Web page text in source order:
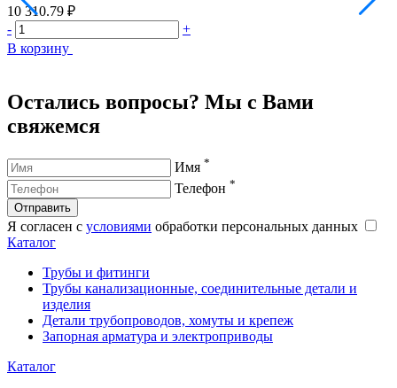
10 310.79 ₽
-
+
В корзину
Остались вопросы? Мы с Вами
свяжемся
Имя *
Телефон *
Отправить
Я согласен с условиями обработки персональных данных
Каталог
Трубы и фитинги
Трубы канализационные, соединительные детали и
изделия
Детали трубопроводов, хомуты и крепеж
Запорная арматура и электроприводы
Каталог